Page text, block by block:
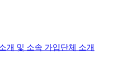
개 및 소속 가입단체 소개